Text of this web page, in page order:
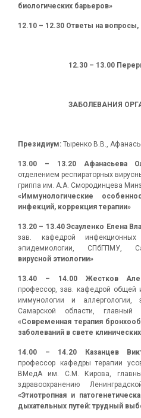
биологических барьеров»
12.10 – 12.30 Ответы на вопросы,
12.30 – 13.00
ЗАБОЛЕВАНИЯ
Президиум: Тыренко В.В.,
13.00 – 13.20 Афанасьева
отделением респираторных
гриппа им. А.А. Смородинцева
«Иммунологические
инфекций, коррекция терапии»
13.20 – 13.40 Эсауленко Елена
зав. кафедрой
эпидемиологии, СПбГПМУ,
вирусной этиологии»
13.40 – 14.00 Жестков
профессор, зав. кафедрой общей
иммунологии и аллергологии,
Самарской области,
«Современная терапия
заболеваний в свете
14.00 – 14.20 Казанцев
профессор кафедры терапии
ВМедА им. С.М. Кирова,
здравоохранению
«Этиотропная и
дыхательных путей: трудный